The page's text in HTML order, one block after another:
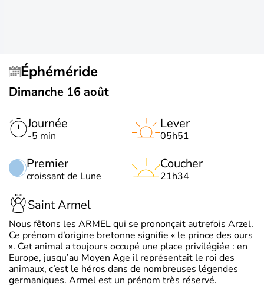
Éphéméride
Dimanche 16 août
Journée
-5 min
Premier
croissant de Lune
Lever
05h51
Coucher
21h34
Saint Armel
Nous fêtons les ARMEL qui se prononçait autrefois Arzel.
Ce prénom d’origine bretonne signifie « le prince des ours
». Cet animal a toujours occupé une place privilégiée : en
Europe, jusqu’au Moyen Age il représentait le roi des
animaux, c’est le héros dans de nombreuses légendes
germaniques. Armel est un prénom très réservé.